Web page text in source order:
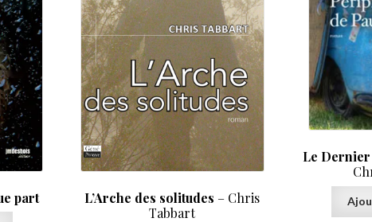
part L’Arche des solitudes – Chris
Tabbart
Le